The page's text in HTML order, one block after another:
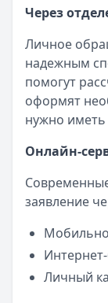
Через
Личное
надежным
помогут
оформят
нужно иметь
Онлайн-
заявление
Личный